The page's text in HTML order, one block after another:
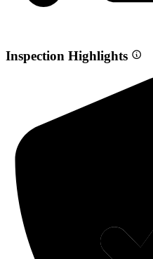
Inspection Highlights